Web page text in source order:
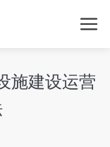
施建设运营